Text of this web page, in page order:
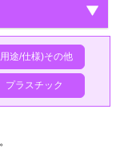
途/仕様)その他
プラスチック